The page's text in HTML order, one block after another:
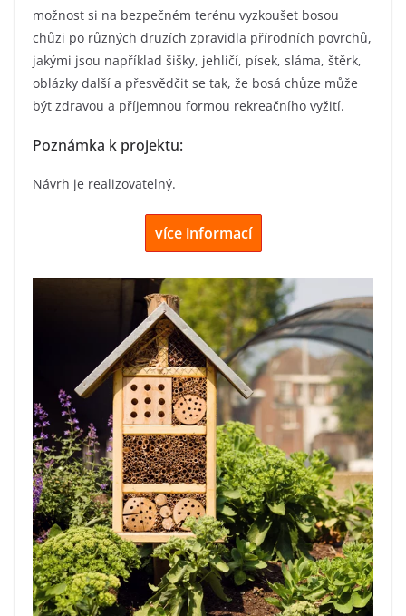
možnost si na bezpečném terénu vyzkoušet bosou
chůzi po různých druzích zpravidla přírodních povrchů,
jakými jsou například šišky, jehličí, písek, sláma, štěrk,
oblázky další a přesvědčit se tak, že bosá chůze může
být zdravou a příjemnou formou rekreačního vyžití.
Poznámka k projektu:
Návrh je realizovatelný.
více informací